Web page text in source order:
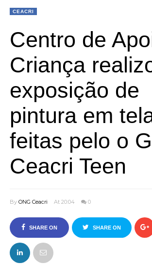
CEACRI
Centro de
Criança
exposição de
pintura em
feitas pelo o
Ceacri Teen
By ONG Ceacri At 20:04 0
SHARE ON
FACEBOOK
SHARE ON